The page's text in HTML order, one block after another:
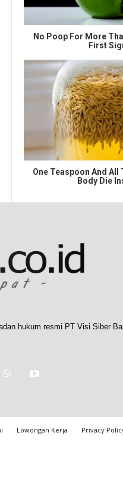
No Poop For More
First
One Teaspoon And All
Body Die
hukum resmi PT Visi Siber
Lowongan Kerja Privacy